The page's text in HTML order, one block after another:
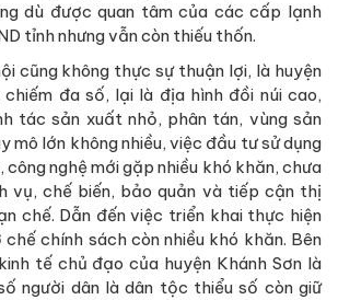
dù được quan tâm của các cấp lạnh
tỉnh nhưng vẫn còn thiếu thốn.
cũng không thực sự thuận lợi, là huyện
đa số, lại là địa hình đồi núi cao,
tác sản xuất nhỏ, phân tán, vùng sản
mô lớn không nhiều, việc đầu tư sử dụng
công nghệ mới gặp nhiều khó khăn, chưa
vụ, chế biến, bảo quản và tiếp cận thị
chế. Dẫn đến việc triển khai thực hiện
chính sách còn nhiều khó khăn. Bên
tế chủ đạo của huyện Khánh Sơn là
người dân là dân tộc thiểu số còn giữ